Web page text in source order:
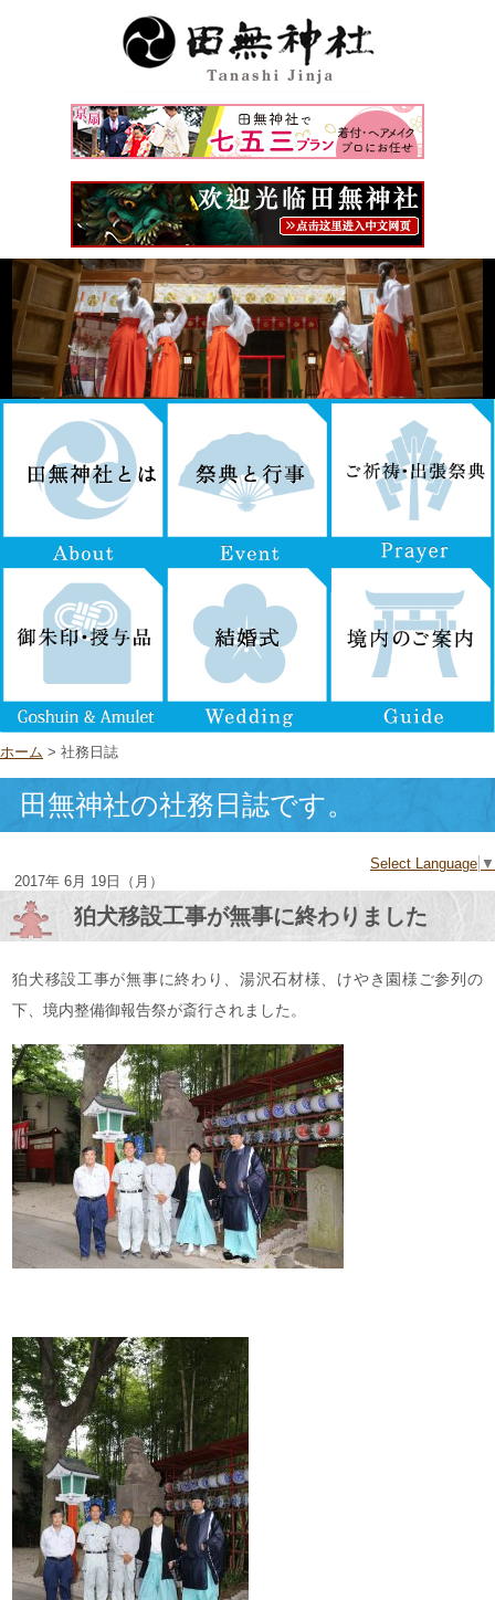
ホーム > 社務日誌
田無神社の社務日誌です。
Select Language ▼
2017年 6月 19日（月）
狛犬移設工事が無事に終わりました
狛犬移設工事が無事に終わり、湯沢石材様、けやき園様ご参列の
下、境内整備御報告祭が斎行されました。